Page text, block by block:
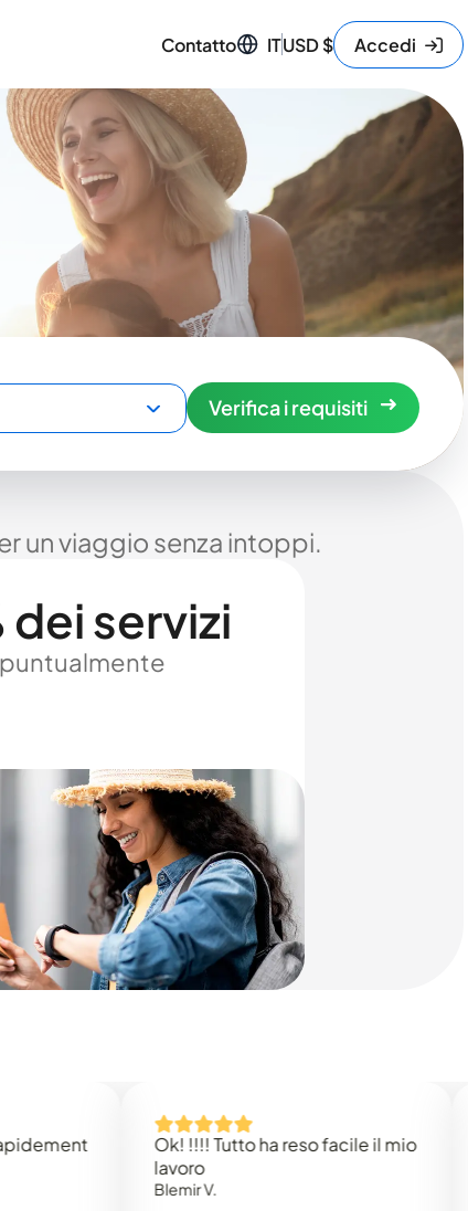
Contatto ITUSD$ Accedi
Verifica i requisiti
un viaggio senza intoppi.
dei servizi
Ok! !!!! Tutto ha reso facile il mio
Blemir V.